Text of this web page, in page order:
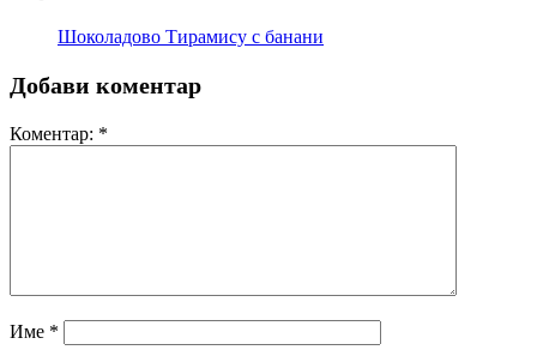
Шоколадово Tирамису с банани
Добави коментар
Коментар: *
Име *